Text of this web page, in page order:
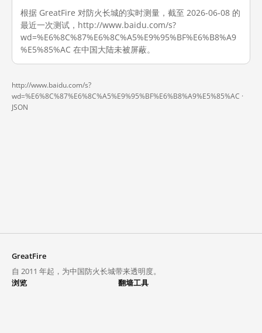
根据 GreatFire 对防火长城的实时测量，截至 2026-06-08 的
最近一次测试，http://www.baidu.com/s?
wd=%E6%8C%87%E6%8C%A5%E9%95%BF%E6%B8%A9
%E5%85%AC 在中国大陆未被屏蔽。
http://www.baidu.com/s?
wd=%E6%8C%87%E6%8C%A5%E9%95%BF%E6%B8%A9%E5%85%AC ·
JSON
GreatFire
自 2011 年起，为中国防火长城带来透明度。
浏览
翻墙工具